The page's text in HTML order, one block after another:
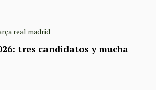
tres candidatos y mucha